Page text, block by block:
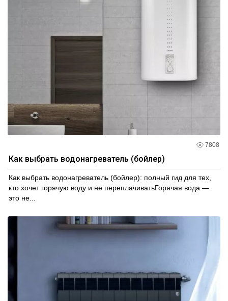
7808
Как выбрать водонагреватель (бойлер)
Как выбрать водонагреватель (бойлер): полный гид для тех,
кто хочет горячую воду и не переплачиватьГорячая вода —
это не...